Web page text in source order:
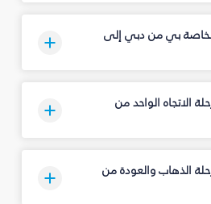
بي من دبي إلى
الاتجاه الواحد من
الذهاب والعودة من